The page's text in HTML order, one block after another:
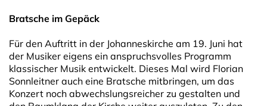
Bratsche im Gepäck
Für den Auftritt in der Johanneskirche am 19. Juni hat
der Musiker eigens ein anspruchsvolles Programm
klassischer Musik entwickelt. Dieses Mal wird Florian
Sonnleitner auch eine Bratsche mitbringen, um das
Konzert noch abwechslungsreicher zu gestalten und